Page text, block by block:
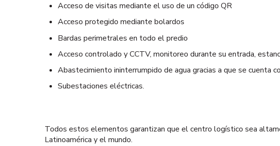
Acceso de visitas mediante el uso de un código QR
Acceso protegido mediante bolardos
Bardas perimetrales en todo el predio
Acceso controlado y CCTV, monitoreo durante su entrada,
Abastecimiento ininterrumpido de agua gracias a que se cuenta
Subestaciones eléctricas.
Todos estos elementos garantizan que el centro logístico sea
Latinoamérica y el mundo.